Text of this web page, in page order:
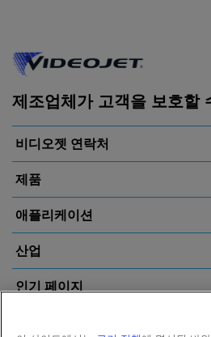
제조업체가 고객을 보호할
비디오젯 연락처
제품
애플리케이션
산업
인기 페이지